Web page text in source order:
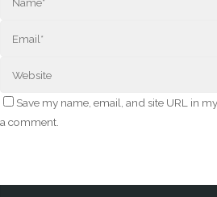
Save my name, email, and site URL in
a comment.